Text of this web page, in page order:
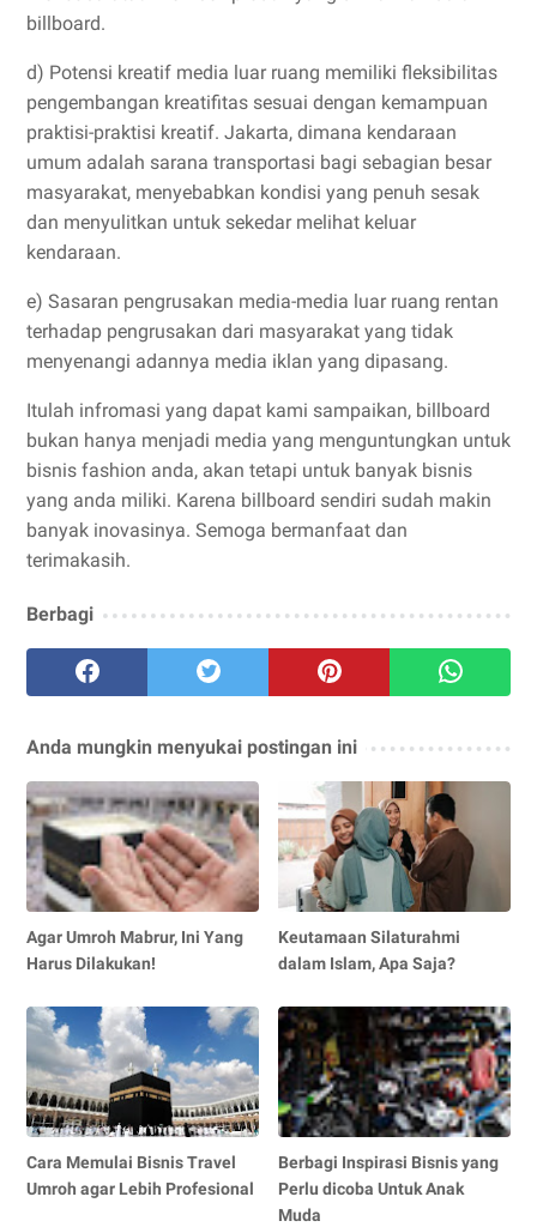
billboard.
d) Potensi kreatif media luar ruang memiliki fleksibilitas
pengembangan kreatifitas sesuai dengan kemampuan
praktisi-praktisi kreatif. Jakarta, dimana kendaraan
umum adalah sarana transportasi bagi sebagian besar
masyarakat, menyebabkan kondisi yang penuh sesak
dan menyulitkan untuk sekedar melihat keluar
kendaraan.
e) Sasaran pengrusakan media-media luar ruang rentan
terhadap pengrusakan dari masyarakat yang tidak
menyenangi adannya media iklan yang dipasang.
Itulah infromasi yang dapat kami sampaikan, billboard
bukan hanya menjadi media yang menguntungkan untuk
bisnis fashion anda, akan tetapi untuk banyak bisnis
yang anda miliki. Karena billboard sendiri sudah makin
banyak inovasinya. Semoga bermanfaat dan
terimakasih.
Berbagi
Anda mungkin menyukai postingan ini
Agar Umroh Mabrur, Ini Yang
Harus Dilakukan!
Keutamaan Silaturahmi
dalam Islam, Apa Saja?
Cara Memulai Bisnis Travel
Umroh agar Lebih Profesional
Berbagi Inspirasi Bisnis yang
Perlu dicoba Untuk Anak
Muda